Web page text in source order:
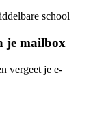
school
je mailbox
vergeet je e-